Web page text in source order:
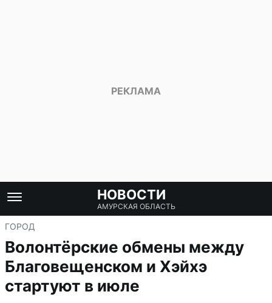
НОВОСТИ
АМУРСКАЯ ОБЛАСТЬ
ГОРОД
Волонтёрские обмены между
Благовещенском и Хэйхэ
стартуют в июле